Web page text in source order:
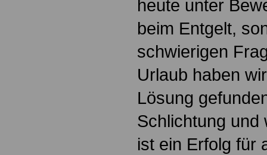
heute unter
beim Entgelt,
schwierigen
Urlaub haben
Lösung
Schlichtung und
ist ein Erfolg für